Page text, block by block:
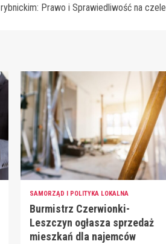
rybnickim: Prawo i Sprawiedliwość na czele
SAMORZĄD I POLITYKA LOKALNA
Burmistrz Czerwionki-
Leszczyn ogłasza sprzedaż
mieszkań dla najemców